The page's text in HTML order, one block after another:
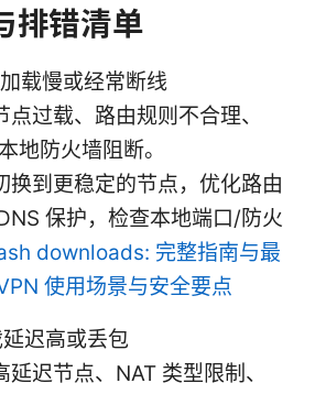
排错清单
载慢或经常断线
点过载、路由规则不合理、
地防火墙阻断。
换到更稳定的节点，优化路由
保护，检查本地端口/防火
downloads: 完整指南与最
使用场景与安全要点
迟高或丢包
延迟节点、NAT 类型限制、